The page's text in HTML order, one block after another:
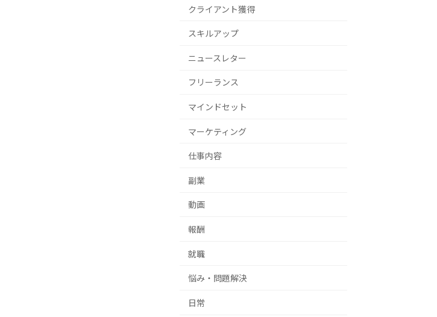
クライアント獲得
スキルアップ
ニュースレター
フリーランス
マインドセット
マーケティング
仕事内容
副業
動画
報酬
就職
悩み・問題解決
日常